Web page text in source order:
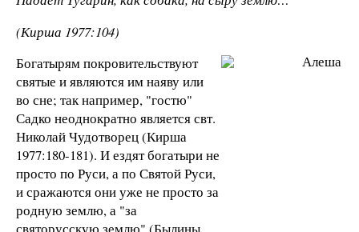
(Кирша 1977:104)
Богатырям покровительствуют
святые и являются им наяву или
во сне; так например, "гостю"
Садко неоднократно является свт.
Николай Чудотворец (Кирша
1977:180-181). И ездят богатыри не
просто по Руси, а по Святой Руси,
и сражаются они уже не просто за
родную землю, а "за